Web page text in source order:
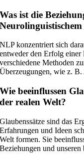
Was ist die
NLP konzentriert sich
entweder den Erfolg einer
verschiedene Methoden
Überzeugungen, wie z.
Wie beeinflussen
der realen Welt?
Glaubenssätze sind das
Erfahrungen und Ideen
Welt formen. Sie
Beziehungen und